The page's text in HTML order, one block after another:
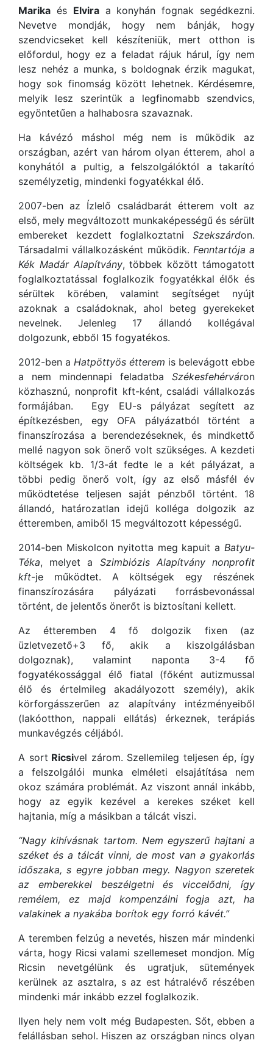
Marika és Elviraa konyhán fognak segédkezni.
Nevetve mondják, hogy nem bánják, hogy
szendvicseket kell készíteniük, mert otthon is
előfordul, hogy ez a feladat rájuk hárul, így nem
lesz nehéz a munka, s boldognak érzik magukat,
hogy sok finomság között lehetnek. Kérdésemre,
melyik lesz szerintük a legfinomabb szendvics,
egyöntetűen a halhabosra szavaznak.
Ha kávézó máshol még nem is működik az
országban, azért van három olyan étterem, ahol a
konyhától a pultig, a felszolgálóktól a takarító
személyzetig, mindenki fogyatékkal élő.
2007-ben az Ízlelő családbarát étterem volt az
első, mely megváltozott munkaképességű és sérült
embereket kezdett foglalkoztatni Szekszárdon.
Társadalmi vállalkozásként működik. Fenntartója a
Kék Madár Alapítvány, többek között támogatott
foglalkoztatással foglalkozik fogyatékkal élők és
sérültek körében, valamint segítséget nyújt
azoknak a családoknak, ahol beteg gyerekeket
nevelnek. Jelenleg 17 állandó kollégával
dolgozunk, ebből 15 fogyatékos.
2012-ben a Hatpöttyös étterem is belevágott ebbe
a nem mindennapi feladatba Székesfehérváron
közhasznú, nonprofit kft-ként, családi vállalkozás
formájában. Egy EU-s pályázat segített az
építkezésben, egy OFA pályázatból történt a
finanszírozása a berendezéseknek, és mindkettő
mellé nagyon sok önerő volt szükséges. A kezdeti
költségek kb. 1/3-át fedte le a két pályázat, a
többi pedig önerő volt, így az első másfél év
működtetése teljesen saját pénzből történt. 18
állandó, határozatlan idejű kolléga dolgozik az
étteremben, amiből 15 megváltozott képességű.
2014-ben Miskolcon nyitotta meg kapuit a Batyu-
Téka, melyet a Szimbiózis Alapítvány nonprofit
kft-je működtet. A költségek egy részének
finanszírozására pályázati forrásbevonással
történt, de jelentős önerőt is biztosítani kellett.
Az étteremben 4 fő dolgozik fixen (az
üzletvezető+3 fő, akik a kiszolgálásban
dolgoznak), valamint naponta 3-4 fő
fogyatékossággal élő fiatal (főként autizmussal
élő és értelmileg akadályozott személy), akik
körforgásszerűen az alapítvány intézményeiből
(lakóotthon, nappali ellátás) érkeznek, terápiás
munkavégzés céljából.
A sort Ricsivel zárom. Szellemileg teljesen ép, így
a felszolgálói munka elméleti elsajátítása nem
okoz számára problémát. Az viszont annál inkább,
hogy az egyik kezével a kerekes széket kell
hajtania, míg a másikban a tálcát viszi.
“Nagy kihívásnak tartom. Nem egyszerű hajtani a
széket és a tálcát vinni, de most van a gyakorlás
időszaka, s egyre jobban megy. Nagyon szeretek
az emberekkel beszélgetni és viccelődni, így
remélem, ez majd kompenzálni fogja azt, ha
valakinek a nyakába borítok egy forró kávét.”
A teremben felzúg a nevetés, hiszen már mindenki
várta, hogy Ricsi valami szellemeset mondjon. Míg
Ricsin nevetgélünk és ugratjuk, sütemények
kerülnek az asztalra, s az est hátralévő részében
mindenki már inkább ezzel foglalkozik.
Ilyen hely nem volt még Budapesten. Sőt, ebben a
felállásban sehol. Hiszen az országban nincs olyan